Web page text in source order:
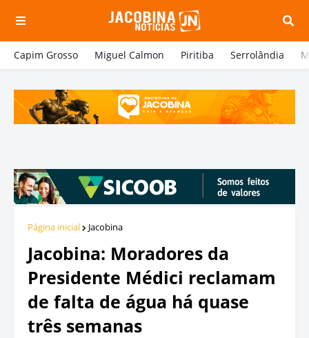
Capim Grosso Miguel Calmon Piritiba Serrolândia
Página inicial Jacobina
Jacobina: Moradores da
Presidente Médici reclamam
de falta de água há quase
três semanas